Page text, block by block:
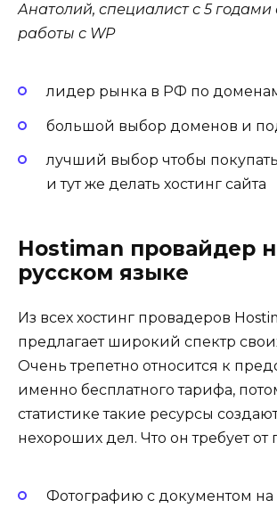
Анатолий, специалист с 5 годами
работы с WP
лидер рынка в РФ по
большой выбор доменов и
лучший выбор чтобы
и тут же делать хостинг сайта
Hostiman провайдер
русском языке
Из всех хостинг провадеров
предлагает широкий спектр
Очень трепетно относится к
именно бесплатного тарифа,
статистике такие ресурсы
нехороших дел. Что он требует от
Фотографию с документом на